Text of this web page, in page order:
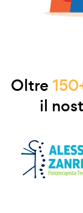
Oltre
il